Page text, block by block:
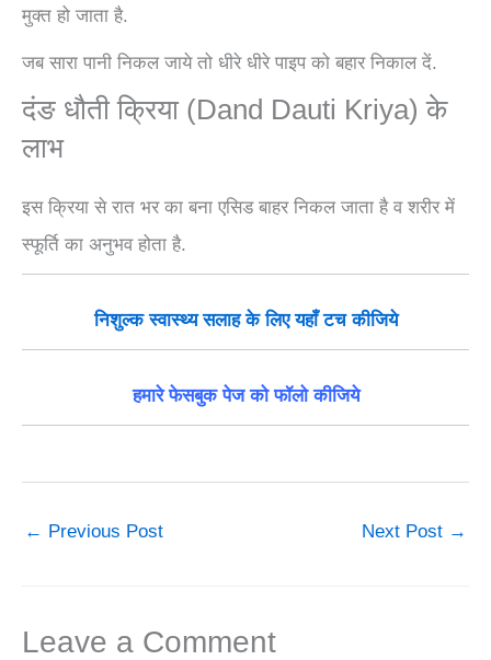
मुक्त हो जाता है.
जब सारा पानी निकल जाये तो धीरे धीरे पाइप को बहार निकाल दें.
दंङ धौती क्रिया (Dand Dauti Kriya) के
लाभ
इस क्रिया से रात भर का बना एसिड बाहर निकल जाता है व शरीर में
स्फूर्ति का अनुभव होता है.
निशुल्क स्वास्थ्य सलाह के लिए यहाँ टच कीजिये
हमारे फेसबुक पेज को फॉलो कीजिये
← Previous Post Next Post →
Leave a Comment